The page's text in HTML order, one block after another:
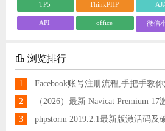
TP5 ThinkPHP
API office 微信
浏览排行
1
Facebook账号注册流程,手把手教
2
（2026）最新 Navicat Premium 17
3
phpstorm 2019.2.1最新版激活码及